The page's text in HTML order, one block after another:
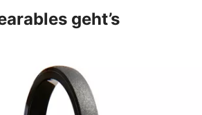
geht’s